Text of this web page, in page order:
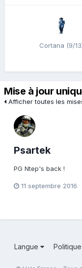
Cortana (9/
Mise à jour
Afficher toutes les
Psartek
PG Ntep's back !
11 septembre 2016
Langue